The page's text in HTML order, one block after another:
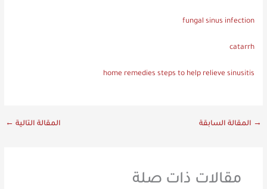
fungal sinus infection
catarrh
home remedies steps to help relieve sinusitis
→ المقالة السابقة المقالة التالية ←
مقالات ذات صلة